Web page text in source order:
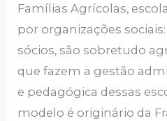
Famílias Agrícolas,
por organizações
sócios, são sobretudo
que fazem a gestão
e pedagógica dessas
modelo é originário da